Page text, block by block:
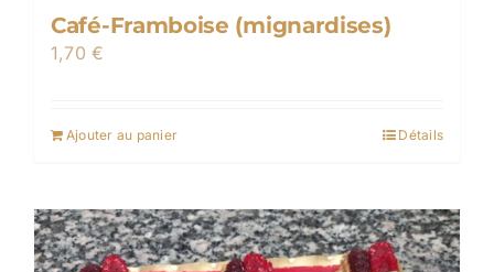
Café-Framboise (mignardises)
1,70€
Ajouter au panier Détails